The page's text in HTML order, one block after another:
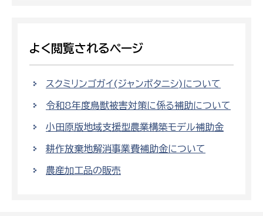
よく閲覧されるページ
スクミリンゴガイ(ジャンボタニシ)について
令和8年度鳥獣被害対策に係る補助について
小田原版地域支援型農業構築モデル補助金
耕作放棄地解消事業費補助金について
農産加工品の販売